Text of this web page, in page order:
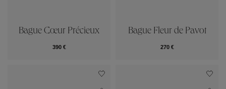
Bague Cœur Précieux
390 €
Bague Fleur de Pavot
270 €